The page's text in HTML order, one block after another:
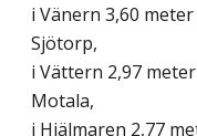
i Vänern 3,60
Sjötorp,
i Vättern 2,97
Motala,
i Hjälmaren 2,77